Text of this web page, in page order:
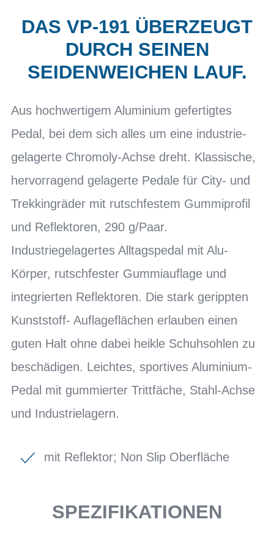
DAS VP-191 ÜBERZEUGT
DURCH SEINEN
SEIDENWEICHEN LAUF.
Aus hochwertigem Aluminium gefertigtes
Pedal, bei dem sich alles um eine industrie-
gelagerte Chromoly-Achse dreht. Klassische,
hervorragend gelagerte Pedale für City- und
Trekkingräder mit rutschfestem Gummiprofil
und Reflektoren, 290 g/Paar.
Industriegelagertes Alltagspedal mit Alu-
Körper, rutschfester Gummiauflage und
integrierten Reflektoren. Die stark gerippten
Kunststoff- Auflageflächen erlauben einen
guten Halt ohne dabei heikle Schuhsohlen zu
beschädigen. Leichtes, sportives Aluminium-
Pedal mit gummierter Trittfäche, Stahl-Achse
und Industrielagern.
mit Reflektor; Non Slip Oberfläche
SPEZIFIKATIONEN